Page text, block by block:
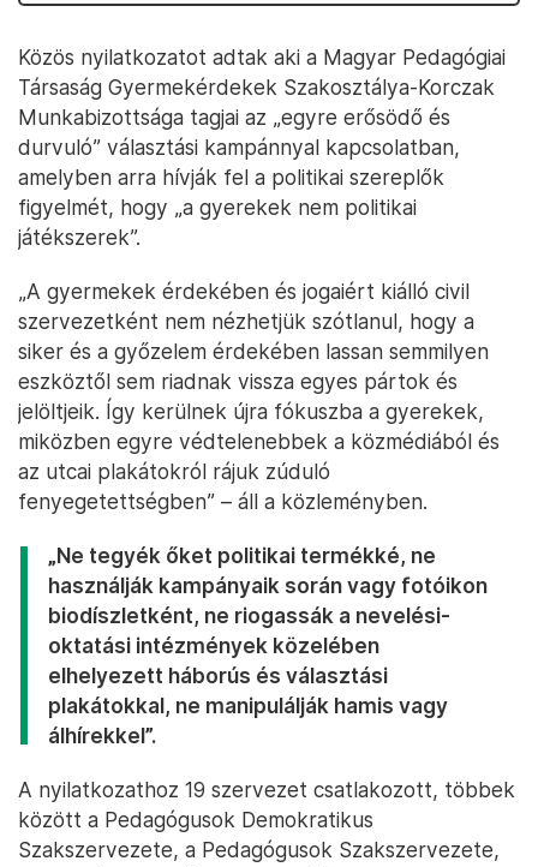
Közös nyilatkozatot adtak aki a Magyar Pedagógiai
Társaság Gyermekérdekek Szakosztálya-Korczak
Munkabizottsága tagjai az „egyre erősödő és
durvuló” választási kampánnyal kapcsolatban,
amelyben arra hívják fel a politikai szereplők
figyelmét, hogy „a gyerekek nem politikai
játékszerek”.
„A gyermekek érdekében és jogaiért kiálló civil
szervezetként nem nézhetjük szótlanul, hogy a
siker és a győzelem érdekében lassan semmilyen
eszköztől sem riadnak vissza egyes pártok és
jelöltjeik. Így kerülnek újra fókuszba a gyerekek,
miközben egyre védtelenebbek a közmédiából és
az utcai plakátokról rájuk zúduló
fenyegetettségben” – áll a közleményben.
„Ne tegyék őket politikai termékké, ne
használják kampányaik során vagy fotóikon
biodíszletként, ne riogassák a nevelési-
oktatási intézmények közelében
elhelyezett háborús és választási
plakátokkal, ne manipulálják hamis vagy
álhírekkel”.
A nyilatkozathoz 19 szervezet csatlakozott, többek
között a Pedagógusok Demokratikus
Szakszervezete, a Pedagógusok Szakszervezete,